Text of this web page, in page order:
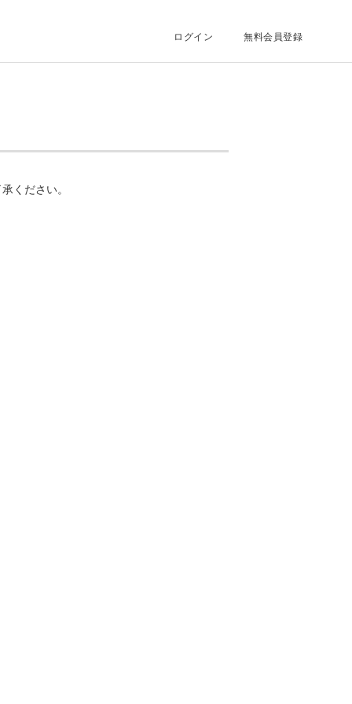
ログイン 無料会員登録
ください。